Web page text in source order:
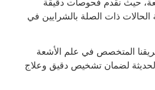
ذات الصلة بالشرايين في
المتخصص في علم الأشعة
لضمان تشخيص دقيق وعلاج